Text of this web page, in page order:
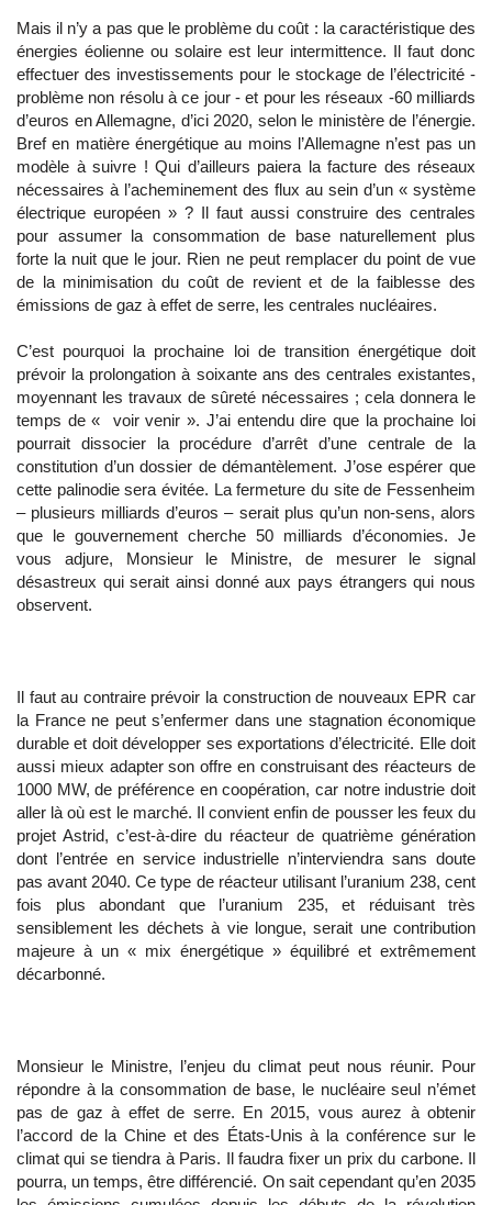
Mais il n’y a pas que le problème du coût : la caractéristique des
énergies éolienne ou solaire est leur intermittence. Il faut donc
effectuer des investissements pour le stockage de l’électricité -
problème non résolu à ce jour - et pour les réseaux -60 milliards
d’euros en Allemagne, d’ici 2020, selon le ministère de l’énergie.
Bref en matière énergétique au moins l’Allemagne n’est pas un
modèle à suivre ! Qui d’ailleurs paiera la facture des réseaux
nécessaires à l’acheminement des flux au sein d’un « système
électrique européen » ? Il faut aussi construire des centrales
pour assumer la consommation de base naturellement plus
forte la nuit que le jour. Rien ne peut remplacer du point de vue
de la minimisation du coût de revient et de la faiblesse des
émissions de gaz à effet de serre, les centrales nucléaires.
C’est pourquoi la prochaine loi de transition énergétique doit
prévoir la prolongation à soixante ans des centrales existantes,
moyennant les travaux de sûreté nécessaires ; cela donnera le
temps de « voir venir ». J’ai entendu dire que la prochaine loi
pourrait dissocier la procédure d’arrêt d’une centrale de la
constitution d’un dossier de démantèlement. J’ose espérer que
cette palinodie sera évitée. La fermeture du site de Fessenheim
– plusieurs milliards d’euros – serait plus qu’un non-sens, alors
que le gouvernement cherche 50 milliards d’économies. Je
vous adjure, Monsieur le Ministre, de mesurer le signal
désastreux qui serait ainsi donné aux pays étrangers qui nous
observent.
Il faut au contraire prévoir la construction de nouveaux EPR car
la France ne peut s’enfermer dans une stagnation économique
durable et doit développer ses exportations d’électricité. Elle doit
aussi mieux adapter son offre en construisant des réacteurs de
1000 MW, de préférence en coopération, car notre industrie doit
aller là où est le marché. Il convient enfin de pousser les feux du
projet Astrid, c’est-à-dire du réacteur de quatrième génération
dont l’entrée en service industrielle n’interviendra sans doute
pas avant 2040. Ce type de réacteur utilisant l’uranium 238, cent
fois plus abondant que l’uranium 235, et réduisant très
sensiblement les déchets à vie longue, serait une contribution
majeure à un « mix énergétique » équilibré et extrêmement
décarbonné.
Monsieur le Ministre, l’enjeu du climat peut nous réunir. Pour
répondre à la consommation de base, le nucléaire seul n’émet
pas de gaz à effet de serre. En 2015, vous aurez à obtenir
l’accord de la Chine et des États-Unis à la conférence sur le
climat qui se tiendra à Paris. Il faudra fixer un prix du carbone. Il
pourra, un temps, être différencié. On sait cependant qu’en 2035